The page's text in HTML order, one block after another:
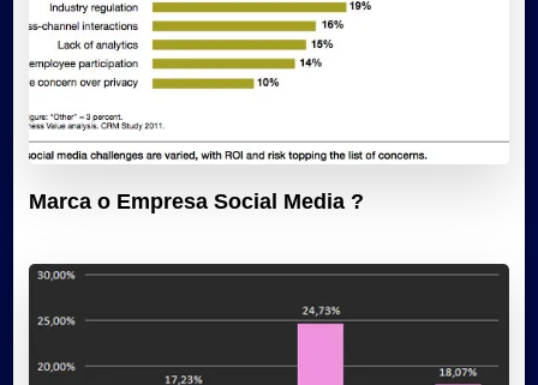
Marca o Empresa Social Media ?